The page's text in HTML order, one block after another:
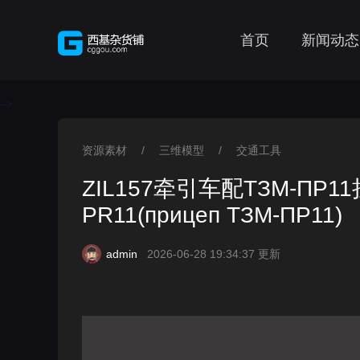
首页 新闻动态
-->
资源素材 / 三维模型 / 交通工具
ZIL157牵引车配ТЗМ-ПР11
PR11(прицеп ТЗМ-ПР11)
admin 2026-06-28 19:34:37 更新